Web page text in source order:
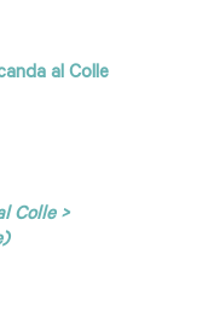
Colle >